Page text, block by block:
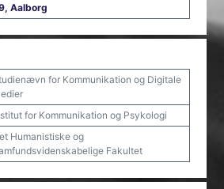
Aalborg
for Kommunikation og Digitale
for Kommunikation og Psykologi
Humanistiske og
Fakultet